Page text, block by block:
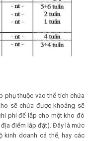
phụ thuộc vào thể tích chứa
sẽ chứa được khoảng sẽ
phí để lắp cho một kho đó
điểm lắp đặt). Đây là mức
kinh doanh cá thể, hay các